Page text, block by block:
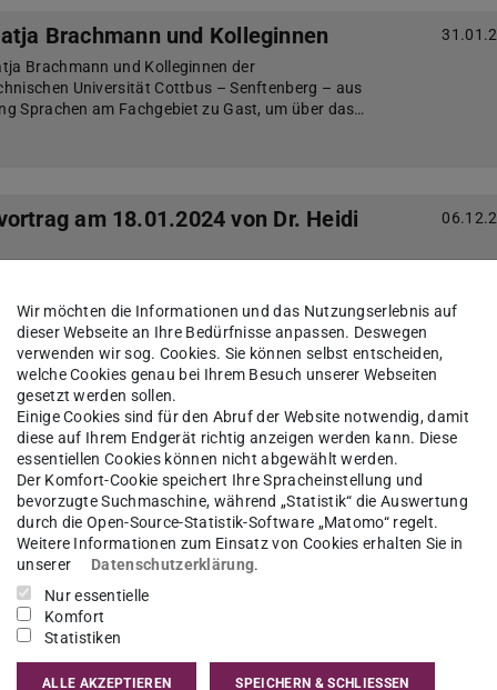
Brachmann und Kolleginnen
Brachmann und Kolleginnen der
Universität Cottbus – Senftenberg – aus
Sprachen am Fachgebiet zu Gast, um über das…
am 18.01.2024 von Dr. Heidi
Gastvortrag muss leider entfallen.
– Lehrerbildner:innen und ihre Sicht
von Ruben Bieker
GAL Forschungsfokus
Wir möchten die Informationen und das Nutzungserlebnis auf
dieser Webseite an Ihre Bedürfnisse anpassen. Deswegen
verwenden wir sog. Cookies. Sie können selbst entscheiden,
welche Cookies genau bei Ihrem Besuch unserer Webseiten
gesetzt werden sollen.
Einige Cookies sind für den Abruf der Website notwendig, damit
diese auf Ihrem Endgerät richtig anzeigen werden kann. Diese
essentiellen Cookies können nicht abgewählt werden.
Der Komfort-Cookie speichert Ihre Spracheinstellung und
bevorzugte Suchmaschine, während „Statistik“ die Auswertung
durch die Open-Source-Statistik-Software „Matomo“ regelt.
Weitere Informationen zum Einsatz von Cookies erhalten Sie in
unserer
Datenschutzerklärung.
Nur essentielle
Komfort
Statistiken
ALLE AKZEPTIEREN SPEICHERN & SCHLIESSEN